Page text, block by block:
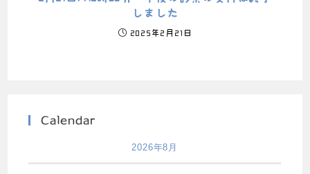
しました
2025年2月21日
Calendar
2026年8月